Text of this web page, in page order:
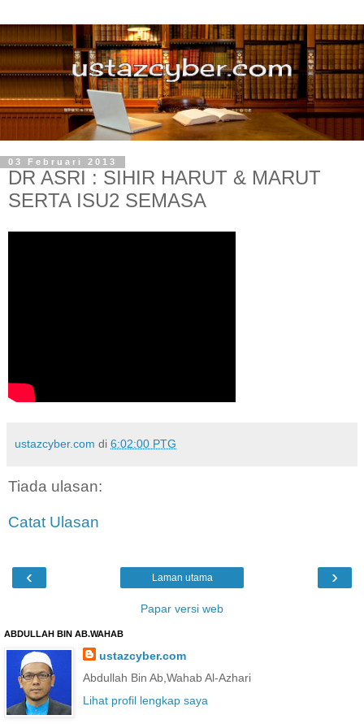
03 Februari 2013
DR ASRI : SIHIR HARUT & MARUT
SERTA ISU2 SEMASA
ustazcyber.com di 6:02:00 PTG
Tiada ulasan:
Catat Ulasan
‹ ›
Laman utama
Papar versi web
ABDULLAH BIN AB.WAHAB
ustazcyber.com
Abdullah Bin Ab,Wahab Al-Azhari
Lihat profil lengkap saya